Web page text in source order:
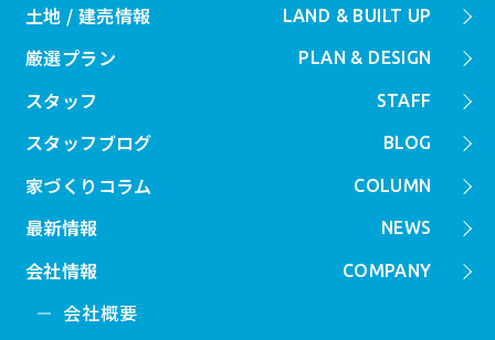
LAND & BUILT UP
土地 / 建売情報
PLAN & DESIGN
厳選プラン
STAFF
スタッフ
BLOG
スタッフブログ
COLUMN
家づくりコラム
NEWS
最新情報
COMPANY
会社情報
会社概要